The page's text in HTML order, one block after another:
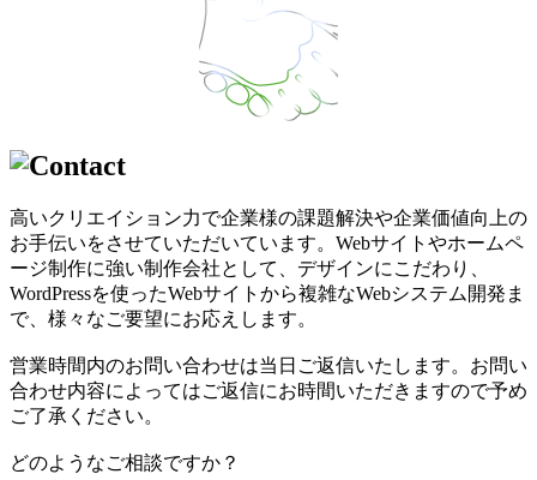
高いクリエイション力で企業様の課題解決や企業価値向上の
お手伝いをさせていただいています。Webサイトやホームペ
ージ制作に強い制作会社として、デザインにこだわり、
WordPressを使ったWebサイトから複雑なWebシステム開発ま
で、様々なご要望にお応えします。
営業時間内のお問い合わせは当日ご返信いたします。お問い
合わせ内容によってはご返信にお時間いただきますので予め
ご了承ください。
どのようなご相談ですか？